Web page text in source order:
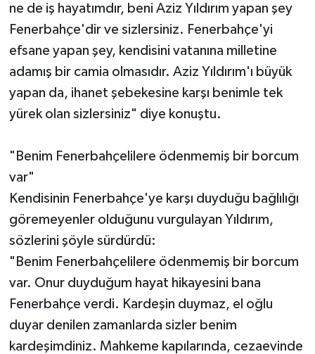
ne de iş hayatımdır, beni Aziz Yıldırım yapan şey
Fenerbahçe'dir ve sizlersiniz. Fenerbahçe'yi
efsane yapan şey, kendisini vatanına milletine
adamış bir camia olmasıdır. Aziz Yıldırım'ı büyük
yapan da, ihanet şebekesine karşı benimle tek
yürek olan sizlersiniz" diye konuştu.
"Benim Fenerbahçelilere ödenmemiş bir borcum
var"
Kendisinin Fenerbahçe'ye karşı duyduğu bağlılığı
göremeyenler olduğunu vurgulayan Yıldırım,
sözlerini şöyle sürdürdü:
"Benim Fenerbahçelilere ödenmemiş bir borcum
var. Onur duyduğum hayat hikayesini bana
Fenerbahçe verdi. Kardeşin duymaz, el oğlu
duyar denilen zamanlarda sizler benim
kardeşimdiniz. Mahkeme kapılarında, cezaevinde